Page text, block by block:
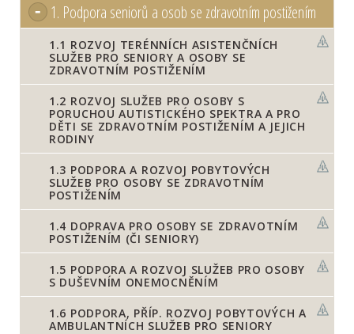
1. Podpora seniorů a osob se zdravotním postižením
1.1 ROZVOJ TERÉNNÍCH ASISTENČNÍCH
SLUŽEB PRO SENIORY A OSOBY SE
ZDRAVOTNÍM POSTIŽENÍM
1.2 ROZVOJ SLUŽEB PRO OSOBY S
PORUCHOU AUTISTICKÉHO SPEKTRA A PRO
DĚTI SE ZDRAVOTNÍM POSTIŽENÍM A JEJICH
RODINY
1.3 PODPORA A ROZVOJ POBYTOVÝCH
SLUŽEB PRO OSOBY SE ZDRAVOTNÍM
POSTIŽENÍM
1.4 DOPRAVA PRO OSOBY SE ZDRAVOTNÍM
POSTIŽENÍM (ČI SENIORY)
1.5 PODPORA A ROZVOJ SLUŽEB PRO OSOBY
S DUŠEVNÍM ONEMOCNĚNÍM
1.6 PODPORA, PŘÍP. ROZVOJ POBYTOVÝCH A
AMBULANTNÍCH SLUŽEB PRO SENIORY